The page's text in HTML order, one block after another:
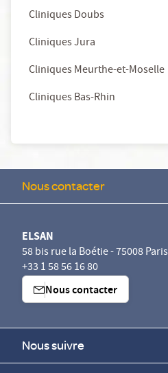
Cliniques Doubs
Cliniques Jura
Cliniques Meurthe-et-Moselle
Cliniques Bas-Rhin
Nous contacter
ELSAN
58 bis rue la Boétie - 75008 Paris
+33 1 58 56 16 80
Nous contacter
Nous suivre